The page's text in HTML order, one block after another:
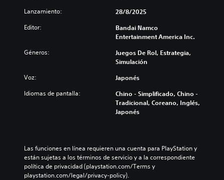
Lanzamiento: 28/8/2025
Editor:
Bandai Namco
Entertainment America Inc.
Géneros:
Juegos De Rol, Estrategia,
Simulación
Voz: Japonés
Idiomas de pantalla:
Chino - Simplificado, Chino -
Tradicional, Coreano, Inglés,
Japonés
Las funciones en línea requieren una cuenta para PlayStation y
están sujetas a los términos de servicio y a la correspondiente
política de privacidad (playstation.com/Terms y
playstation.com/legal/privacy-policy).